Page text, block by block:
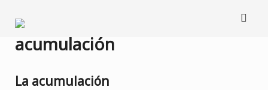
contenido
acumulación
La acumulación